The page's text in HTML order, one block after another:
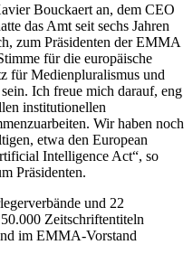
Bouckaert an, dem CEO
das Amt seit sechs Jahren
zum Präsidenten der EMMA
für die europäische
für Medienpluralismus und
Ich freue mich darauf, eng
institutionellen
Wir haben noch
etwa den European
Intelligence Act“, so
Präsidenten.
und 22
Zeitschriftentiteln
im EMMA-Vorstand